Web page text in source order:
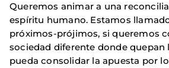
Queremos animar a una
espíritu humano. Estamos
próximos-prójimos, si queremos
sociedad diferente donde quepan
pueda consolidar la apuesta por